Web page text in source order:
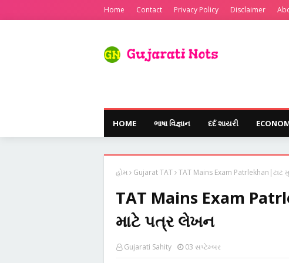
Home Contact Privacy Policy Disclaimer
HOME ભાષા વિજ્ઞાન દર્દ શાયરી
હોમ Gujarat TAT TAT Mains Exam Patrlekhan|ટાટ
TAT Mains Exam
માટે પત્ર લેખન
Gujarati Sahity 03 સપ્ટેમ્બર